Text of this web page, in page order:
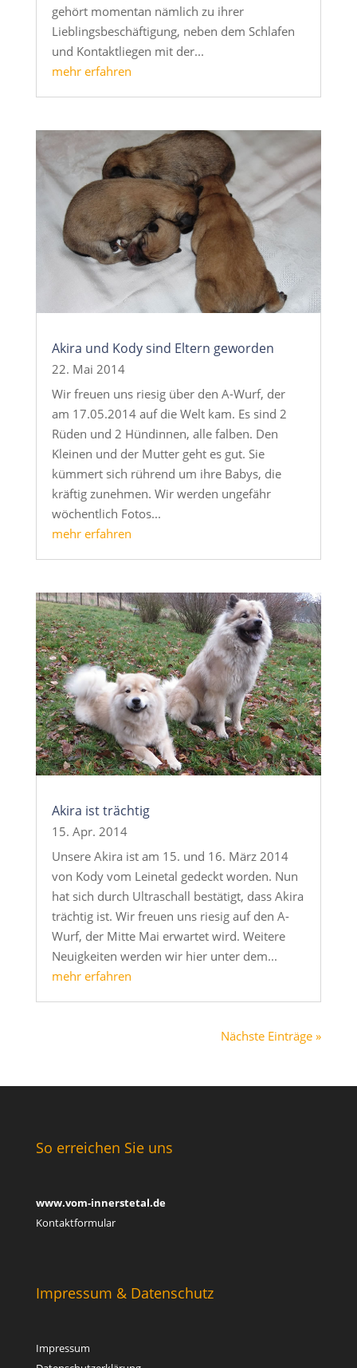
gehört momentan nämlich zu ihrer
Lieblingsbeschäftigung, neben dem Schlafen
und Kontaktliegen mit der...
mehr erfahren
Akira und Kody sind Eltern geworden
22. Mai 2014
Wir freuen uns riesig über den A-Wurf, der
am 17.05.2014 auf die Welt kam. Es sind 2
Rüden und 2 Hündinnen, alle falben. Den
Kleinen und der Mutter geht es gut. Sie
kümmert sich rührend um ihre Babys, die
kräftig zunehmen. Wir werden ungefähr
wöchentlich Fotos...
mehr erfahren
Akira ist trächtig
15. Apr. 2014
Unsere Akira ist am 15. und 16. März 2014
von Kody vom Leinetal gedeckt worden. Nun
hat sich durch Ultraschall bestätigt, dass Akira
trächtig ist. Wir freuen uns riesig auf den A-
Wurf, der Mitte Mai erwartet wird. Weitere
Neuigkeiten werden wir hier unter dem...
mehr erfahren
Nächste Einträge »
So erreichen Sie uns
www.vom-innerstetal.de
Kontaktformular
Impressum & Datenschutz
Impressum